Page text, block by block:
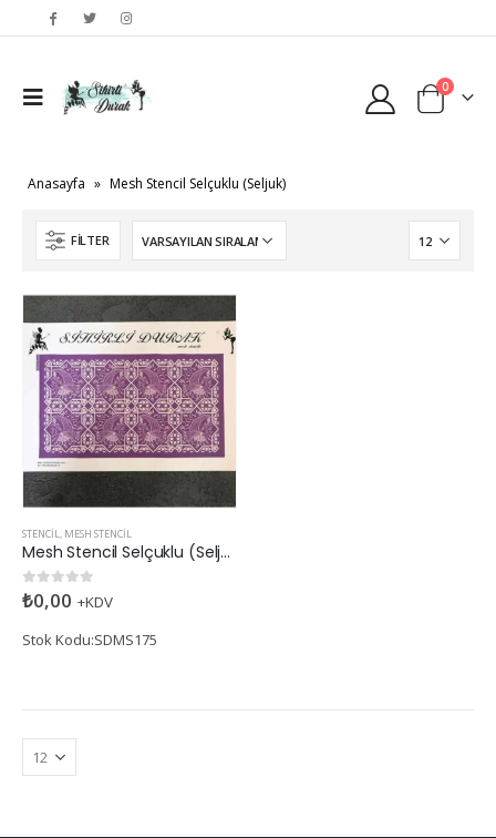
0
Anasayfa » Mesh Stencil Selçuklu (Seljuk)
FILTER
STENCIL, MESH STENCIL
Mesh Stencil Selçuklu (Seljuk)
05 üzerinden
₺0,00 +KDV
Stok Kodu:SDMS175